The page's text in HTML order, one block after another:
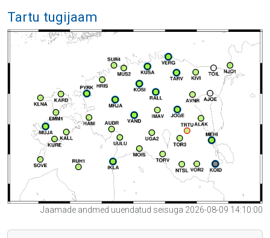
Tartu tugijaam
Jaamade andmed uuendatud seisuga 2026-08-09 14:10:00